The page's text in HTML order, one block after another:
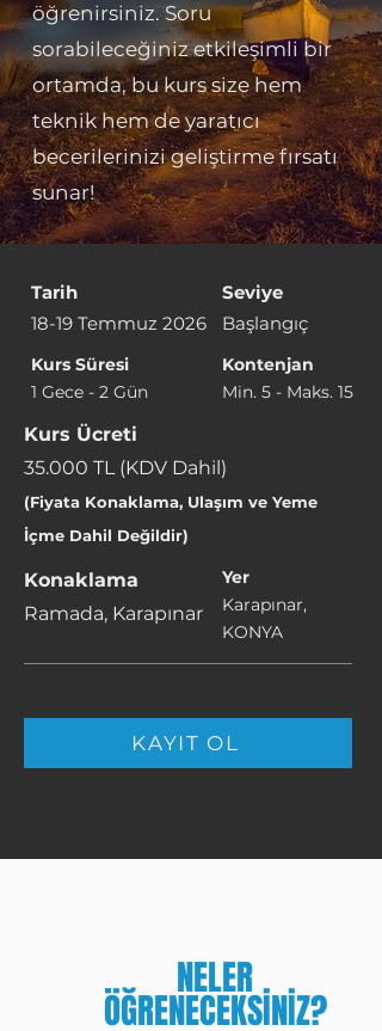
öğrenirsiniz. Soru
sorabileceğiniz etkileşimli bir
ortamda, bu kurs size hem
teknik hem de yaratıcı
becerilerinizi geliştirme fırsatı
sunar!
Tarih
18-19 Temmuz 2026
Seviye
Başlangıç
Kurs Süresi
1 Gece - 2 Gün
Kontenjan
Min. 5 - Maks. 15
Kurs Ücreti
35.000 TL (KDV Dahil)
(Fiyata Konaklama, Ulaşım ve Yeme
İçme Dahil Değildir)
Konaklama
Ramada, Karapınar
Yer
Karapınar,
KONYA
KAYIT OL
NELER
ÖĞRENECEKSİNİZ?